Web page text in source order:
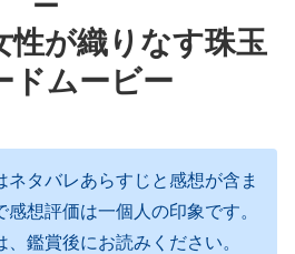
ー
性が織りなす珠玉
ドムービー
ネタバレあらすじと感想が含ま
想評価は一個人の印象です。
鑑賞後にお読みください。